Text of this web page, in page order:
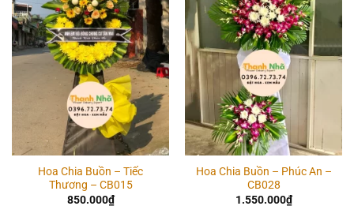
Add to
wishlist
Hoa Chia Buồn – Tiếc
Thương – CB015
850.000₫
Add to
wishlist
Hoa Chia Buồn – Phúc An –
CB028
1.550.000₫